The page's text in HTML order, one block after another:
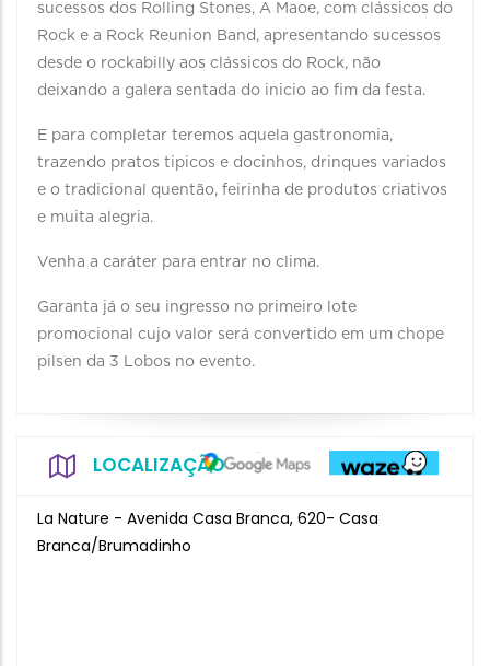
sucessos dos Rolling Stones, A Maoe, com clássicos do
Rock e a Rock Reunion Band, apresentando sucessos
desde o rockabilly aos clássicos do Rock, não
deixando a galera sentada do inicio ao fim da festa.
E para completar teremos aquela gastronomia,
trazendo pratos tipicos e docinhos, drinques variados
e o tradicional quentão, feirinha de produtos criativos
e muita alegria.
Venha a caráter para entrar no clima.
Garanta já o seu ingresso no primeiro lote
promocional cujo valor será convertido em um chope
pilsen da 3 Lobos no evento.
LOCALIZAÇÃO
La Nature - Avenida Casa Branca, 620- Casa
Branca/Brumadinho